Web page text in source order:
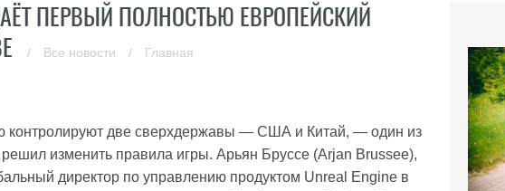
ПЕРВЫЙ ПОЛНОСТЬЮ ЕВРОПЕЙСКИЙ
/ Все новости / Главная
контролируют две сверхдержавы — США и Китай, — один из
изменить правила игры. Арьян Бруссе (Arjan Brussee),
директор по управлению продуктом Unreal Engine в